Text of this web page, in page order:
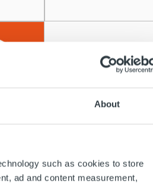
About
such as cookies to store
ad and content measurement,